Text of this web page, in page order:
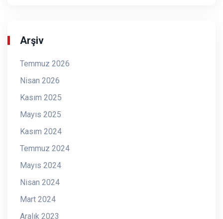
Arşiv
Temmuz 2026
Nisan 2026
Kasım 2025
Mayıs 2025
Kasım 2024
Temmuz 2024
Mayıs 2024
Nisan 2024
Mart 2024
Aralık 2023